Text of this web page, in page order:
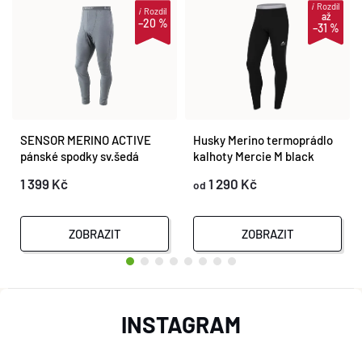
–20 %
iRozdíl
SENSOR MERINO ACTIVE
pánské spodky sv.šedá
1 399 Kč
ZOBRAZIT
až
–31 %
iRozdíl
Husky Merino termoprádlo
kalhoty Mercie M black
od 1 290 Kč
ZOBRAZIT
INSTAGRAM